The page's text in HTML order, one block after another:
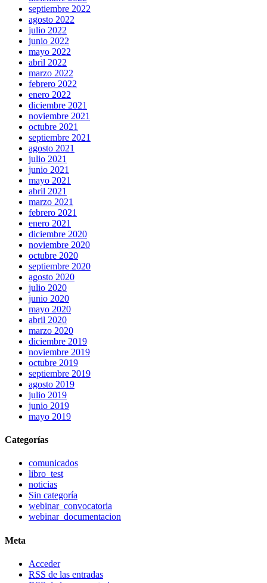
septiembre 2022
agosto 2022
julio 2022
junio 2022
mayo 2022
abril 2022
marzo 2022
febrero 2022
enero 2022
diciembre 2021
noviembre 2021
octubre 2021
septiembre 2021
agosto 2021
julio 2021
junio 2021
mayo 2021
abril 2021
marzo 2021
febrero 2021
enero 2021
diciembre 2020
noviembre 2020
octubre 2020
septiembre 2020
agosto 2020
julio 2020
junio 2020
mayo 2020
abril 2020
marzo 2020
diciembre 2019
noviembre 2019
octubre 2019
septiembre 2019
agosto 2019
julio 2019
junio 2019
mayo 2019
Categorías
comunicados
libro_test
noticias
Sin categoría
webinar_convocatoria
webinar_documentacion
Meta
Acceder
RSS de las entradas